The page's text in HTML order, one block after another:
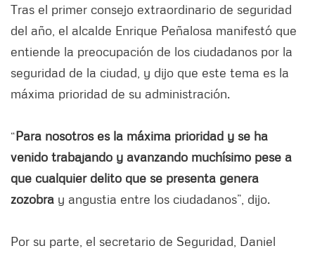
Tras el primer consejo extraordinario de seguridad
del año, el alcalde Enrique Peñalosa manifestó que
entiende la preocupación de los ciudadanos por la
seguridad de la ciudad, y dijo que este tema es la
máxima prioridad de su administración.
“Para nosotros es la máxima prioridad y se ha
venido trabajando y avanzando muchísimo pese a
que cualquier delito que se presenta genera
zozobra y angustia entre los ciudadanos”, dijo.
Por su parte, el secretario de Seguridad, Daniel